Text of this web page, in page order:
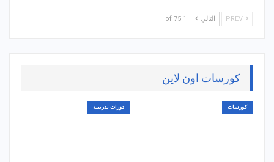
التالي 1 of 75
كورسات اون لاين
كورسات دورات تدريبية